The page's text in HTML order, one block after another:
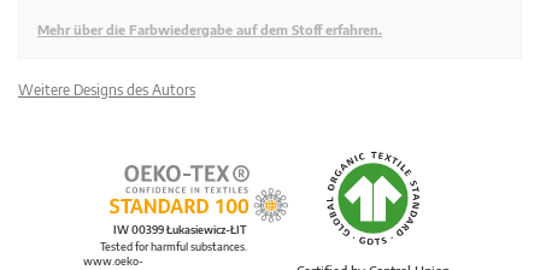
Mehr über die Farbwiedergabe auf dem Stoff erfahren.
Weitere Designs des Autors
IW 00399 Łukasiewicz-ŁIT
Tested for harmful substances.
www.oeko-